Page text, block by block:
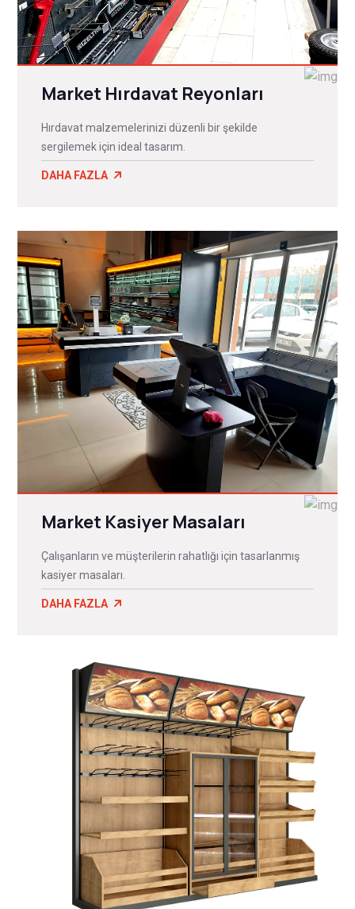
Market Hırdavat Reyonları
Hırdavat malzemelerinizi düzenli bir şekilde
sergilemek için ideal tasarım.
DAHA FAZLA
Market Kasiyer Masaları
Çalışanların ve müşterilerin rahatlığı için tasarlanmış
kasiyer masaları.
DAHA FAZLA